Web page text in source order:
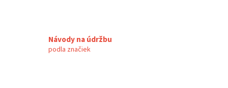
Návody na údržbu
podla značiek